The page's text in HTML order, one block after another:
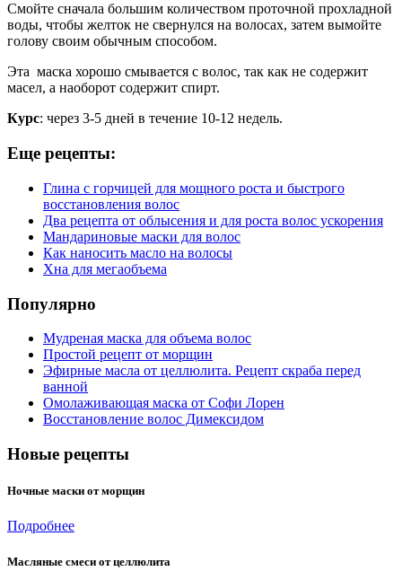
Смойте сначала большим количеством проточной прохладной
воды, чтобы желток не свернулся на волосах, затем вымойте
голову своим обычным способом.
Эта маска хорошо смывается с волос, так как не содержит
масел, а наоборот содержит спирт.
Курс: через 3-5 дней в течение 10-12 недель.
Еще рецепты:
Глина с горчицей для мощного роста и быстрого
восстановления волос
Два рецепта от облысения и для роста волос ускорения
Мандариновые маски для волос
Как наносить масло на волосы
Хна для мегаобъема
Популярно
Мудреная маска для объема волос
Простой рецепт от морщин
Эфирные масла от целлюлита. Рецепт скраба перед
ванной
Омолаживающая маска от Софи Лорен
Восстановление волос Димексидом
Новые рецепты
Ночные маски от морщин
Подробнее
Масляные смеси от целлюлита